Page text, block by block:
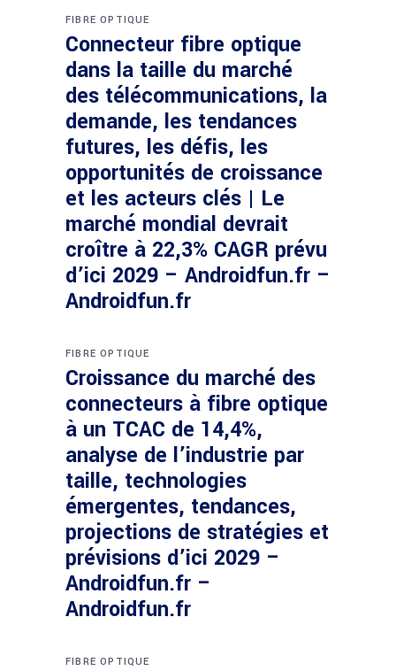
FIBRE OPTIQUE
Connecteur fibre optique
dans la taille du marché
des télécommunications, la
demande, les tendances
futures, les défis, les
opportunités de croissance
et les acteurs clés | Le
marché mondial devrait
croître à 22,3% CAGR prévu
d’ici 2029 – Androidfun.fr –
Androidfun.fr
FIBRE OPTIQUE
Croissance du marché des
connecteurs à fibre optique
à un TCAC de 14,4%,
analyse de l’industrie par
taille, technologies
émergentes, tendances,
projections de stratégies et
prévisions d’ici 2029 –
Androidfun.fr –
Androidfun.fr
FIBRE OPTIQUE